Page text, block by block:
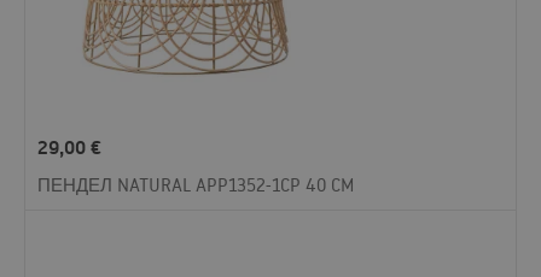
29,00€
ПЕНДЕЛ NATURAL APP1352-1CP 40 CM